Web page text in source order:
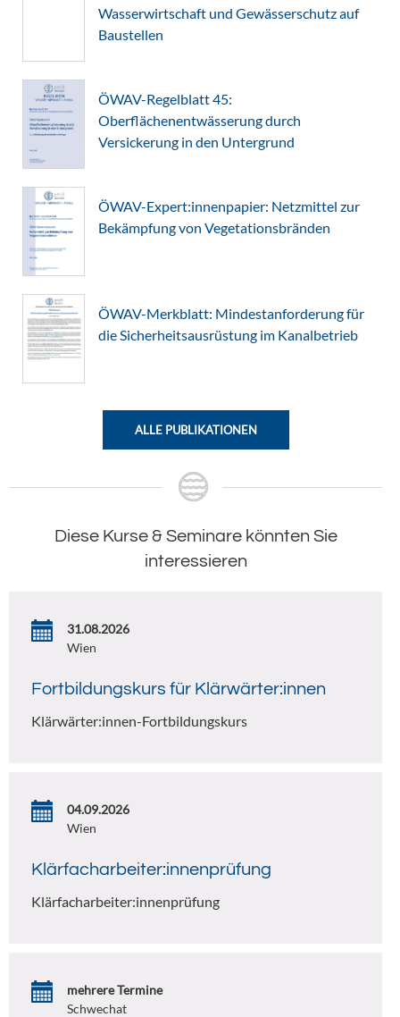
Wasserwirtschaft und Gewässerschutz auf
Baustellen
ÖWAV-Regelblatt 45:
Oberflächenentwässerung durch
Versickerung in den Untergrund
ÖWAV-Expert:innenpapier: Netzmittel zur
Bekämpfung von Vegetationsbränden
ÖWAV-Merkblatt: Mindestanforderung für
die Sicherheitsausrüstung im Kanalbetrieb
ALLE PUBLIKATIONEN
Diese Kurse & Seminare könnten Sie
interessieren
31.08.2026
Wien
Fortbildungskurs für Klärwärter:innen
Klärwärter:innen-Fortbildungskurs
04.09.2026
Wien
Klärfacharbeiter:innenprüfung
Klärfacharbeiter:innenprüfung
mehrere Termine
Schwechat